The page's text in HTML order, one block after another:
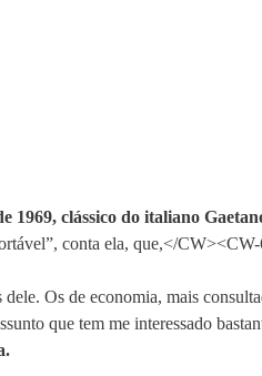
1969, clássico do italiano
conta ela, que,</
Os de economia, mais
que tem me interessado